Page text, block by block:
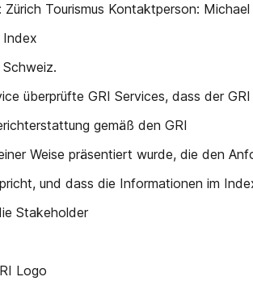
Zürich Tourismus Kontaktperson:
Index
überprüfte GRI Services, dass der GRI
gemäß den GRI
Weise präsentiert wurde, die den
und dass die Informationen im
Stakeholder
Logo